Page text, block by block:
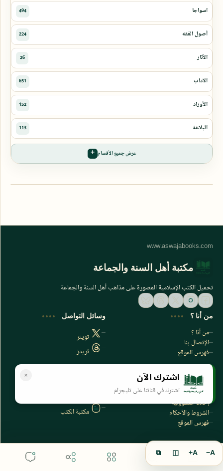
عرض جميع الأقسام
اشترك الآن
اشترك في قناتنا على تليجرام
مكتبة أهل السنة والجماعة
تحميل الكتب الإسلامية المصورة على مذاهب أهل السنة والجماعة
من أنا ؟
من أنا ؟
الإتصال بنا
فهرس الموقع
وسائل التواصل
تويتر
ثريدز
سياسة الخصوصية
سياسة الخصوصية
إخلاء المسؤولية
الشروط والأحكام
فهرس الموقع
مكتبة الكتب
A−
A+
◫
⧉